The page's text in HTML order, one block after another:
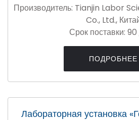
Производитель: Tianjin Labor
Co., Ltd.,
Срок поставки: 90
ПОДРОБНЕЕ
Лабораторная установка